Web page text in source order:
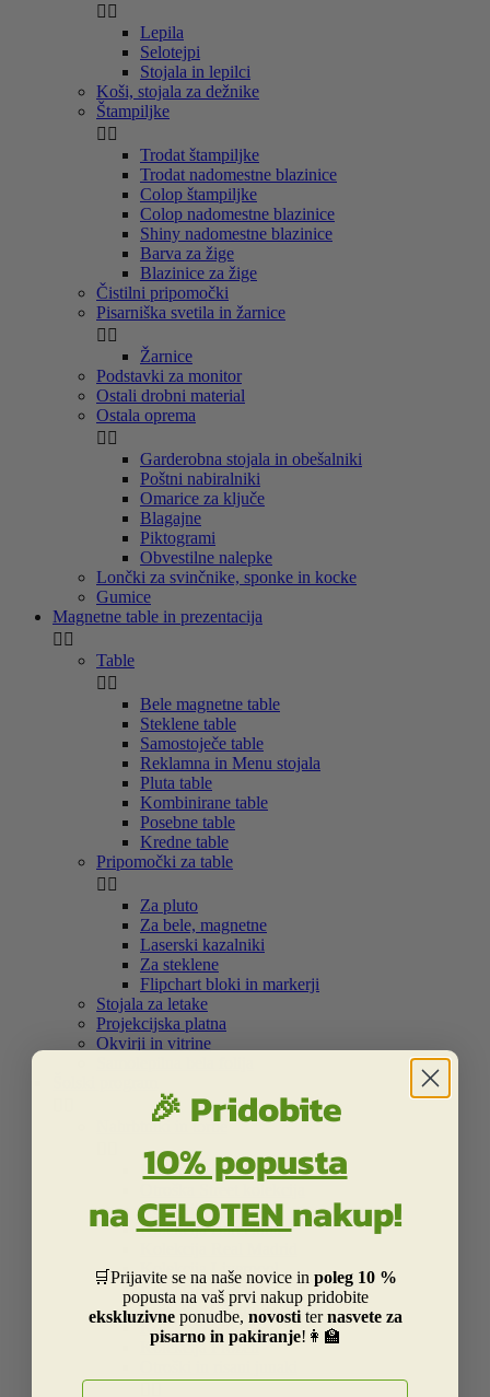
 
Lepila
Selotejpi
Stojala in lepilci
Koši, stojala za dežnike
Štampiljke
 
Trodat štampiljke
Trodat nadomestne blazinice
Colop štampiljke
Colop nadomestne blazinice
Shiny nadomestne blazinice
Barva za žige
Blazinice za žige
Čistilni pripomočki
Pisarniška svetila in žarnice
 
Žarnice
Podstavki za monitor
Ostali drobni material
Ostala oprema
 
Garderobna stojala in obešalniki
Poštni nabiralniki
Omarice za ključe
Blagajne
Piktogrami
Obvestilne nalepke
Lončki za svinčnike, sponke in kocke
Gumice
Magnetne table in prezentacija
 
Table
 
Bele magnetne table
Steklene table
Samostoječe table
Reklamna in Menu stojala
Pluta table
Kombinirane table
Posebne table
Kredne table
Pripomočki za table
 
Za pluto
Za bele, magnetne
Laserski kazalniki
Za steklene
Flipchart bloki in markerji
Stojala za letake
Projekcijska platna
Okvirji in vitrine
Nahrbtniki in torbe
Kolekcija Street
Kolekcija Centrum
Kolekcija Barcelona
Kolekcija Liverpool
Kolekcija Dakar
Kolekcija Catalina Estrada
Kolekcija Smiley
Kolekcija Frozen
🎉 Pridobite
10% popusta
naCELOTENnakup!
🛒Prijavite se na naše novice in poleg 10 %
popusta na vaš prvi nakup pridobite
ekskluzivneponudbe, novosti ternasvete za
pisarno in pakiranje!👩‍🏫
E-naslov